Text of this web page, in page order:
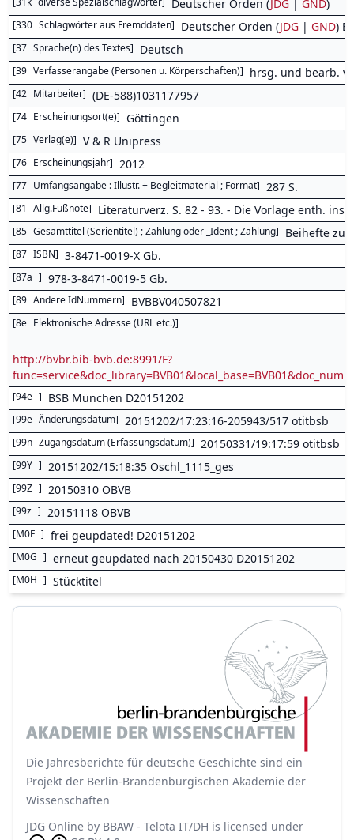
Deutscher Orden (JDG | GND)
[330 Schlagwörter aus Fremddaten] Deutscher Orden (JDG | GND)
[37 Sprache(n) des Textes] Deutsch
[39 Verfasserangabe (Personen u. Körperschaften)] hrsg. und bearb.
[42 Mitarbeiter] (DE-588)1031177957
[74 Erscheinungsort(e)] Göttingen
[75 Verlag(e)] V & R Unipress
[76 Erscheinungsjahr] 2012
[77 Umfangsangabe : Illustr. + Begleitmaterial ; Format] 287 S.
[81 Allg.Fußnote] Literaturverz. S. 82 - 93. - Die Vorlage enth.
[85 Gesamttitel (Serientitel) ; Zählung oder _Ident ; Zählung] Beihefte
[87 ISBN] 3-8471-0019-X Gb.
[87a ] 978-3-8471-0019-5 Gb.
[89 Andere IdNummern] BVBBV040507821
[8e Elektronische Adresse (URL etc.)]
http://bvbr.bib-bvb.de:8991/F?
[94e ] BSB München D20151202
[99e Änderungsdatum] 20151202/17:23:16-205943/517 otitbsb
[99n Zugangsdatum (Erfassungsdatum)] 20150331/19:17:59 otitbsb
[99Y ] 20151202/15:18:35 Oschl_1115_ges
[99Z ] 20150310 OBVB
[99z ] 20151118 OBVB
[M0F ] frei geupdated! D20151202
[M0G ] erneut geupdated nach 20150430 D20151202
[M0H ] Stücktitel
Die Jahresberichte für deutsche Geschichte sind ein
Projekt der Berlin-Brandenburgischen Akademie der
Wissenschaften
JDG Online by BBAW - Telota IT/DH is licensed under